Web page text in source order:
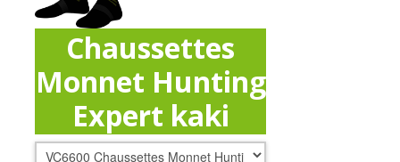
Chaussettes
Monnet Hunting
Expert kaki